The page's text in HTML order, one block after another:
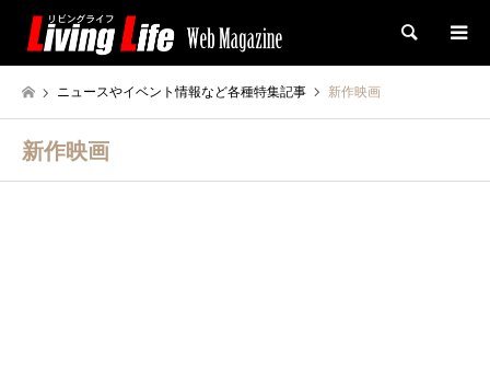
検索
ニュースやイベント情報など各種特集記事 新作映画
新作映画